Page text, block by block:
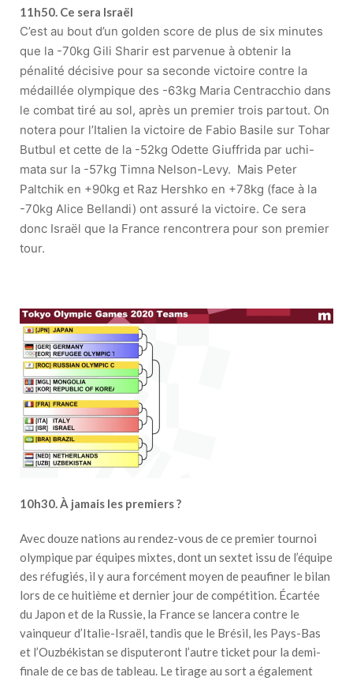
11h50. Ce sera Israël
C’est au bout d’un golden score de plus de six minutes
que la -70kg Gili Sharir est parvenue à obtenir la
pénalité décisive pour sa seconde victoire contre la
médaillée olympique des -63kg Maria Centracchio dans
le combat tiré au sol, après un premier trois partout. On
notera pour l’Italien la victoire de Fabio Basile sur Tohar
Butbul et cette de la -52kg Odette Giuffrida par uchi-
mata sur la -57kg Timna Nelson-Levy. Mais Peter
Paltchik en +90kg et Raz Hershko en +78kg (face à la
-70kg Alice Bellandi) ont assuré la victoire. Ce sera
donc Israël que la France rencontrera pour son premier
tour.
10h30. À jamais les premiers ?
Avec douze nations au rendez-vous de ce premier tournoi
olympique par équipes mixtes, dont un sextet issu de l’équipe
des réfugiés, il y aura forcément moyen de peaufiner le bilan
lors de ce huitième et dernier jour de compétition. Écartée
du Japon et de la Russie, la France se lancera contre le
vainqueur d’Italie-Israël, tandis que le Brésil, les Pays-Bas
et l’Ouzbékistan se disputeront l’autre ticket pour la demi-
finale de ce bas de tableau. Le tirage au sort a également